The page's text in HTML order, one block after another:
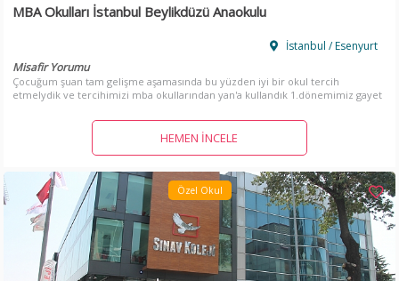
MBA Okulları İstanbul Beylikdüzü Anaokulu
İstanbul / Esenyurt
Misafir Yorumu
Çocuğum şuan tam gelişme aşamasında bu yüzden iyi bir okul tercih
etmelydik ve tercihimizi mba okullarından yan'a kullandık 1.dönemimiz gayet
HEMEN İNCELE
Özel Okul